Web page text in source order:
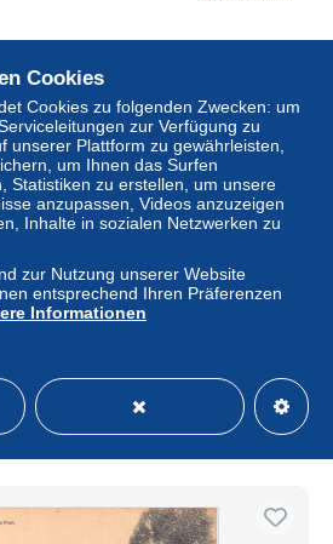
Gewerblicher Händler
Cookies
Cookies zu folgenden Zwecken: um
zur Verfügung zu
unserer Plattform zu gewährleisten,
um Ihnen das Surfen
Statistiken zu erstellen, um unsere
anzupassen, Videos anzuzeigen
Inhalte in sozialen Netzwerken zu
zur Nutzung unserer Website
entsprechend Ihren Präferenzen
Informationen